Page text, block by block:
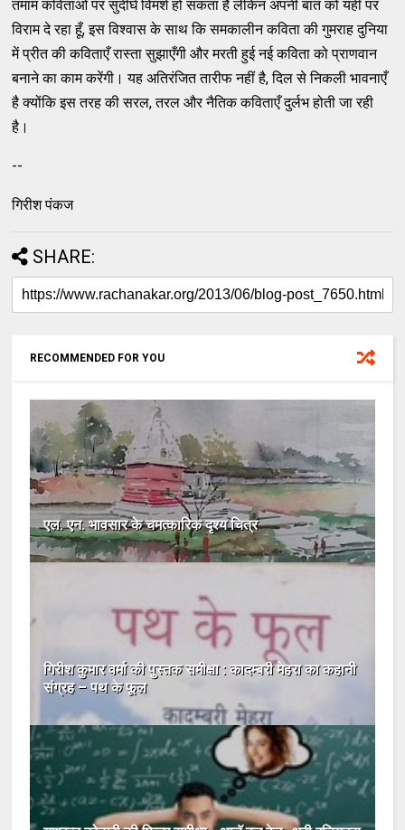
तमाम कविताओं पर सुदीर्घ विमर्श हो सकता है लेकिन अपनी बात को यही पर
विराम दे रहा हूँ, इस विश्वास के साथ कि समकालीन कविता की गुमराह दुनिया
में प्रीत की कविताएँ रास्ता सुझाएँगी और मरती हुई नई कविता को प्राणवान
बनाने का काम करेंगी। यह अतिरंजित तारीफ नहीं है, दिल से निकली भावनाएँ
है क्योंकि इस तरह की सरल, तरल और नैतिक कविताएँ दुर्लभ होती जा रही
है।
--
गिरीश पंकज
SHARE:
RECOMMENDED FOR YOU
एल. एन. भावसार के चमत्कारिक दृश्य चित्र
गिरीश कुमार वर्मा की पुस्तक समीक्षा : कादम्बरी मेहरा का कहानी
संग्रह – पथ के फूल